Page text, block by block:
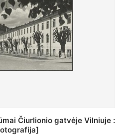
J. Pilsudskio kolegija :